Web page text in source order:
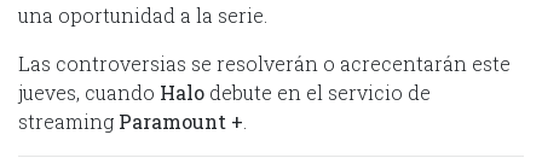
una oportunidad a la serie.
Las controversias se resolverán o acrecentarán este
jueves, cuando Halo debute en el servicio de
streaming Paramount +